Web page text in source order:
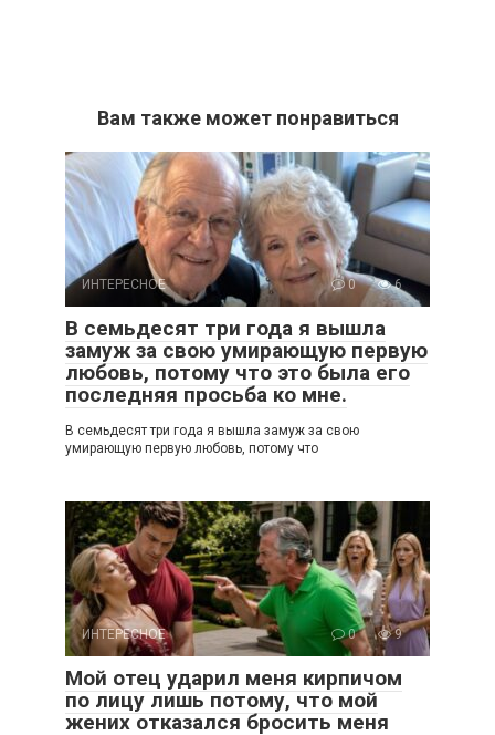
Вам также может понравиться
ИНТЕРЕСНОЕ 0 6
В семьдесят три года я вышла
замуж за свою умирающую первую
любовь, потому что это была его
последняя просьба ко мне.
В семьдесят три года я вышла замуж за свою
умирающую первую любовь, потому что
ИНТЕРЕСНОЕ 0 9
Мой отец ударил меня кирпичом
по лицу лишь потому, что мой
жених отказался бросить меня